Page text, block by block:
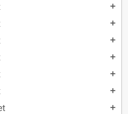
add
add
add
add
add
add
add